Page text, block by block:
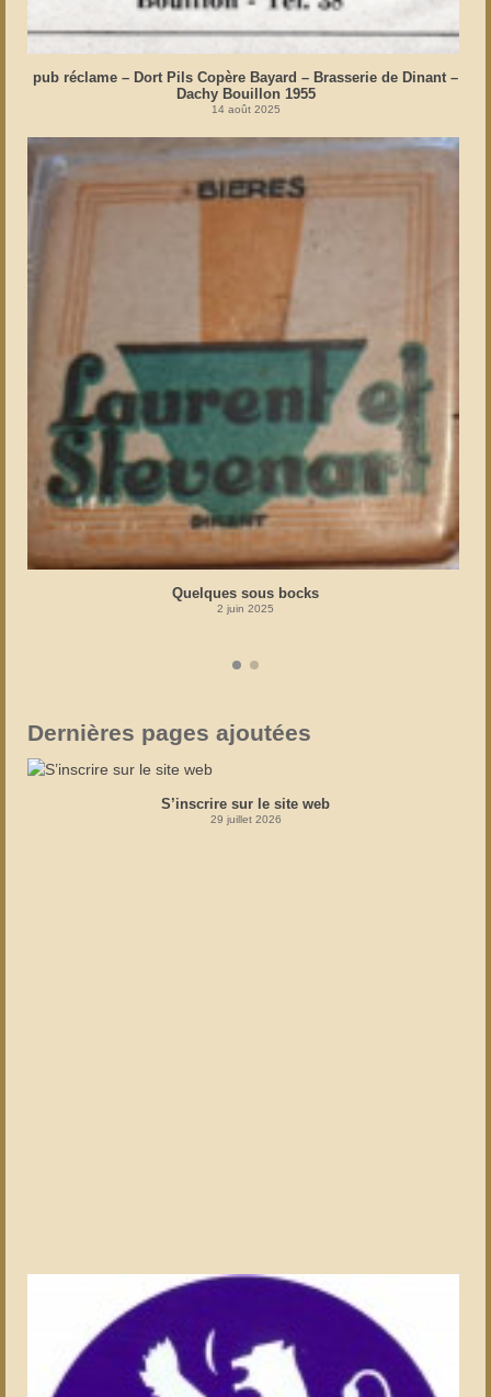
pub réclame – Dort Pils Copère Bayard – Brasserie de Dinant –
Dachy Bouillon 1955
14 août 2025
Quelques sous bocks
2 juin 2025
Dernières pages ajoutées
S’inscrire sur le site web
29 juillet 2026